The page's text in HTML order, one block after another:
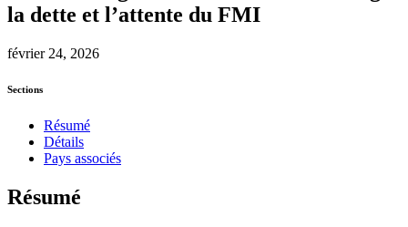
la dette et l’attente du FMI
février 24, 2026
Sections
Résumé
Détails
Pays associés
Résumé